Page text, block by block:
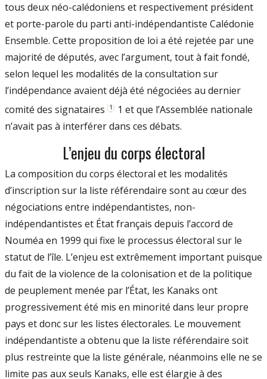
tous deux néo-calédoniens et respectivement président
et porte-parole du parti anti-indépendantiste Calédonie
Ensemble. Cette proposition de loi a été rejetée par une
majorité de députés, avec l’argument, tout à fait fondé,
selon lequel les modalités de la consultation sur
l’indépendance avaient déjà été négociées au dernier
comité des signataires [1] 1 et que l’Assemblée nationale
n’avait pas à interférer dans ces débats.
L’enjeu du corps électoral
La composition du corps électoral et les modalités
d’inscription sur la liste référendaire sont au cœur des
négociations entre indépendantistes, non-
indépendantistes et État français depuis l’accord de
Nouméa en 1999 qui fixe le processus électoral sur le
statut de l’île. L’enjeu est extrêmement important puisque
du fait de la violence de la colonisation et de la politique
de peuplement menée par l’État, les Kanaks ont
progressivement été mis en minorité dans leur propre
pays et donc sur les listes électorales. Le mouvement
indépendantiste a obtenu que la liste référendaire soit
plus restreinte que la liste générale, néanmoins elle ne se
limite pas aux seuls Kanaks, elle est élargie à des